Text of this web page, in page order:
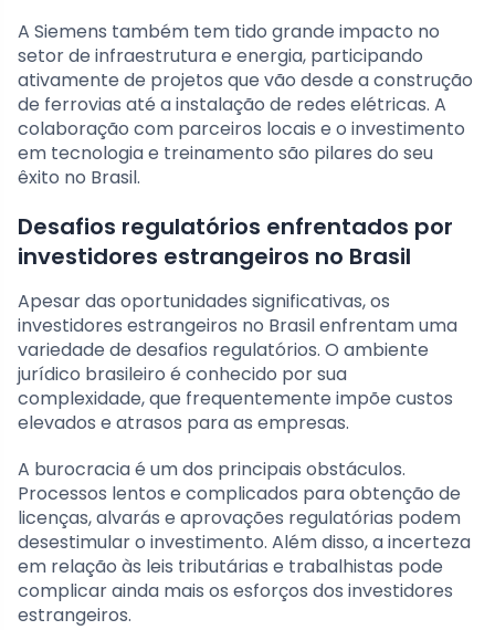
A Siemens também tem tido grande impacto no
setor de infraestrutura e energia, participando
ativamente de projetos que vão desde a construção
de ferrovias até a instalação de redes elétricas. A
colaboração com parceiros locais e o investimento
em tecnologia e treinamento são pilares do seu
êxito no Brasil.
Desafios regulatórios enfrentados por
investidores estrangeiros no Brasil
Apesar das oportunidades significativas, os
investidores estrangeiros no Brasil enfrentam uma
variedade de desafios regulatórios. O ambiente
jurídico brasileiro é conhecido por sua
complexidade, que frequentemente impõe custos
elevados e atrasos para as empresas.
A burocracia é um dos principais obstáculos.
Processos lentos e complicados para obtenção de
licenças, alvarás e aprovações regulatórias podem
desestimular o investimento. Além disso, a incerteza
em relação às leis tributárias e trabalhistas pode
complicar ainda mais os esforços dos investidores
estrangeiros.